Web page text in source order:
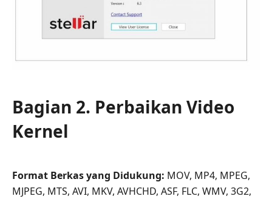
Bagian 2. Perbaikan Video
Kernel
Format Berkas yang Didukung: MOV, MP4, MPEG,
MJPEG, MTS, AVI, MKV, AVHCHD, ASF, FLC, WMV, 3G2,